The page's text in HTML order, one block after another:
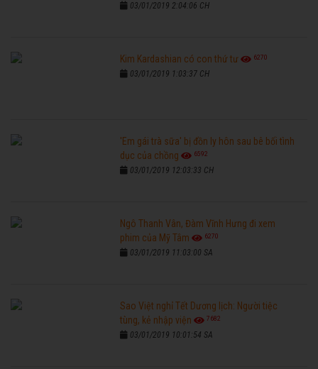
03/01/2019 2:04:06 CH
Kim Kardashian có con thứ tư 6270
03/01/2019 1:03:37 CH
'Em gái trà sữa' bị đồn ly hôn sau bê bối tình
dục của chồng
6592
03/01/2019 12:03:33 CH
Ngô Thanh Vân, Đàm Vĩnh Hưng đi xem
phim của Mỹ Tâm
6270
03/01/2019 11:03:00 SA
Sao Việt nghỉ Tết Dương lịch: Người tiệc
tùng, kẻ nhập viện
7682
03/01/2019 10:01:54 SA